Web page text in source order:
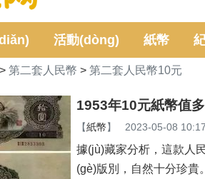
活動(dòng) 紙幣
> 第二套人民幣 > 第二套人民幣10元
1953年10元紙幣值
【紙幣】 2023-05-08
據(jù)藏家分析，這款
(gè)版別，自然十分珍